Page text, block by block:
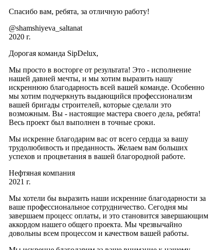
Спасибо вам, ребята, за отличную работу!
@shamshiyeva_saltanat
2020 г.
Дорогая команда SipDelux,
Мы просто в восторге от результата! Это - исполнение
нашей давней мечты, и мы хотим выразить нашу
искреннюю благодарность всей вашей команде. Особенно
мы хотим подчеркнуть выдающийся профессионализм
вашей бригады строителей, которые сделали это
возможным. Вы - настоящие мастера своего дела, ребята!
Весь проект был выполнен в точные сроки.
Мы искренне благодарим вас от всего сердца за вашу
трудолюбивость и преданность. Желаем вам больших
успехов и процветания в вашей благородной работе.
Нефтяная компания
2021 г.
Мы хотели бы выразить наши искренние благодарности за
ваше профессиональное сотрудничество. Сегодня мы
завершаем процесс оплаты, и это становится завершающим
аккордом нашего общего проекта. Мы чрезвычайно
довольны всем процессом и качеством вашей работы.